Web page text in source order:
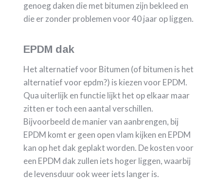
genoeg daken die met bitumen zijn bekleed en
die er zonder problemen voor 40 jaar op liggen.
EPDM dak
Het alternatief voor Bitumen (of bitumen is het
alternatief voor epdm?) is kiezen voor EPDM.
Qua uiterlijk en functie lijkt het op elkaar maar
zitten er toch een aantal verschillen.
Bijvoorbeeld de manier van aanbrengen, bij
EPDM komt er geen open vlam kijken en EPDM
kan op het dak geplakt worden. De kosten voor
een EPDM dak zullen iets hoger liggen, waarbij
de levensduur ook weer iets langer is.